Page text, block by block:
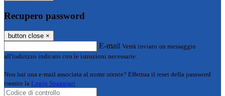
Recupero password
button close ×
E-mail Verrà inviato un messaggio
all'indirizzo indicato con le istruzioni necessarie.
Non hai una e-mail associata al nome utente? Effettua il reset della password
tramite la Login Spaggiari